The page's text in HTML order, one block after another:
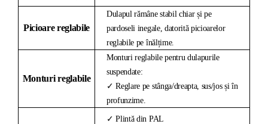
Picioare reglabile
Dulapul rămâne stabil chiar și pe
pardoseli inegale, datorită picioarelor
reglabile pe înălțime.
Monturi reglabile
Monturi reglabile pentru dulapurile
suspendate:
✓ Reglare pe stânga/dreapta, sus/jos și în
profunzime.
✓ Plintă din PAL